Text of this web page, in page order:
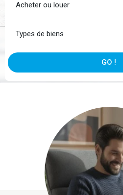
Acheter ou louer
Types de biens
GO !